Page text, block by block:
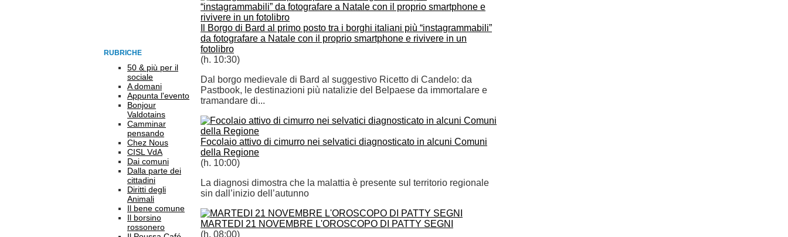
RUBRICHE
50 & più per il
sociale
A domani
Appunta l'evento
Bonjour
Valdotains
Camminar
pensando
Chez Nous
CISL VdA
Dai comuni
Dalla parte dei
cittadini
Diritti degli
Animali
Il bene comune
Il borsino
rossonero
Il Borgo di Bard al primo posto tra i borghi italiani più “instagrammabili”
da fotografare a Natale con il proprio smartphone e rivivere in un
fotolibro
(h. 10:30)
Dal borgo medievale di Bard al suggestivo Ricetto di Candelo: da
Pastbook, le destinazioni più natalizie del Belpaese da immortalare e
tramandare di...
Focolaio attivo di cimurro nei selvatici diagnosticato in alcuni Comuni
della Regione
(h. 10:00)
La diagnosi dimostra che la malattia è presente sul territorio regionale
sin dall’inizio dell’autunno
MARTEDI 21 NOVEMBRE L'OROSCOPO DI PATTY SEGNI
(h. 08:00)